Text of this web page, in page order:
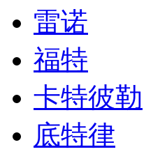
雷诺
福特
卡特彼勒
底特律